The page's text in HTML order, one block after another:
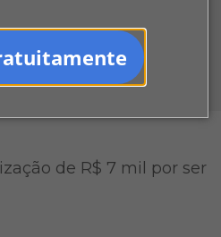
de R$ 7 mil por ser